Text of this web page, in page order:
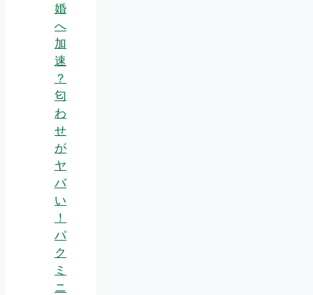
婚
へ
加
速
？
匂
わ
せ
が
ヤ
バ
い
！
パ
ク
ミ
ニ